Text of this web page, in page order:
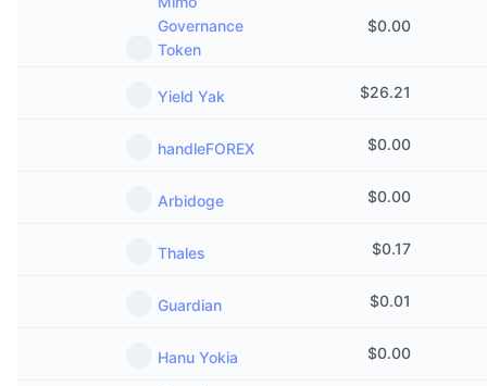
Governance
Token
$0.00
Yield Yak $26.21
handleFOREX $0.00
Arbidoge $0.00
Thales $0.17
Guardian $0.01
Hanu Yokia $0.00